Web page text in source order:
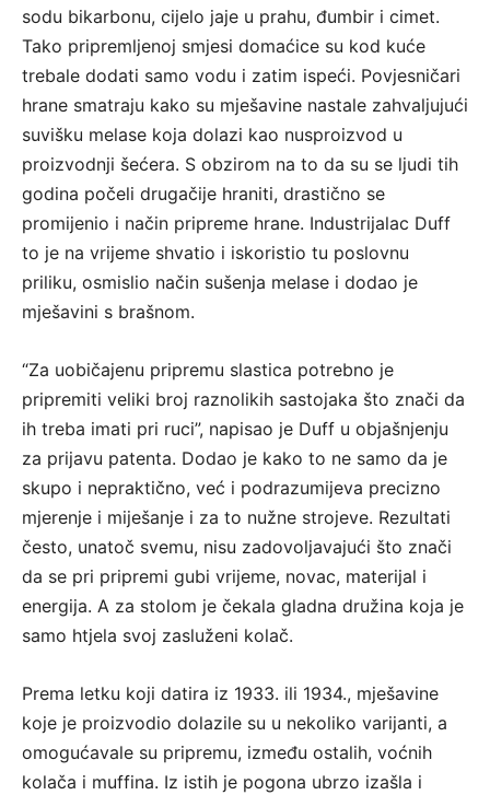
sodu bikarbonu, cijelo jaje u prahu, đumbir i cimet.
Tako pripremljenoj smjesi domaćice su kod kuće
trebale dodati samo vodu i zatim ispeći. Povjesničari
hrane smatraju kako su mješavine nastale zahvaljujući
suvišku melase koja dolazi kao nusproizvod u
proizvodnji šećera. S obzirom na to da su se ljudi tih
godina počeli drugačije hraniti, drastično se
promijenio i način pripreme hrane. Industrijalac Duff
to je na vrijeme shvatio i iskoristio tu poslovnu
priliku, osmislio način sušenja melase i dodao je
mješavini s brašnom.
“Za uobičajenu pripremu slastica potrebno je
pripremiti veliki broj raznolikih sastojaka što znači da
ih treba imati pri ruci”, napisao je Duff u objašnjenju
za prijavu patenta. Dodao je kako to ne samo da je
skupo i nepraktično, već i podrazumijeva precizno
mjerenje i miješanje i za to nužne strojeve. Rezultati
često, unatoč svemu, nisu zadovoljavajući što znači
da se pri pripremi gubi vrijeme, novac, materijal i
energija. A za stolom je čekala gladna družina koja je
samo htjela svoj zasluženi kolač.
Prema letku koji datira iz 1933. ili 1934., mješavine
koje je proizvodio dolazile su u nekoliko varijanti, a
omogućavale su pripremu, između ostalih, voćnih
kolača i muffina. Iz istih je pogona ubrzo izašla i